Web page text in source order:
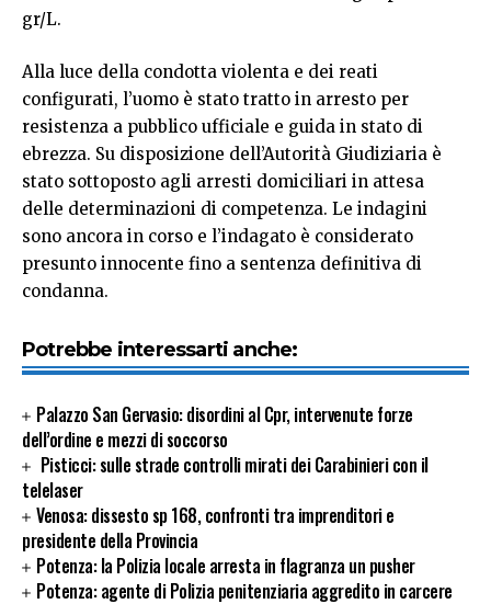
gr/L.
Alla luce della condotta violenta e dei reati
configurati, l’uomo è stato tratto in arresto per
resistenza a pubblico ufficiale e guida in stato di
ebrezza. Su disposizione dell’Autorità Giudiziaria è
stato sottoposto agli arresti domiciliari in attesa
delle determinazioni di competenza. Le indagini
sono ancora in corso e l’indagato è considerato
presunto innocente fino a sentenza definitiva di
condanna.
Potrebbe interessarti anche:
Palazzo San Gervasio: disordini al Cpr, intervenute forze
dell’ordine e mezzi di soccorso
Pisticci: sulle strade controlli mirati dei Carabinieri con il
telelaser
Venosa: dissesto sp 168, confronti tra imprenditori e
presidente della Provincia
Potenza: la Polizia locale arresta in flagranza un pusher
Potenza: agente di Polizia penitenziaria aggredito in carcere